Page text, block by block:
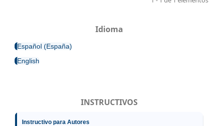
Idioma
Español (España)
English
INSTRUCTIVOS
Instructivo para Autores